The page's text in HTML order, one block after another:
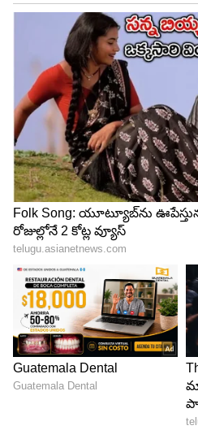
కాసేపు రిలాక్స్ అవ్వొచ్చు.
ఉంటుంది. అక్కడే బస చేస్తారు.
డే 02 (19.07.2026):
ఉదయం హోటల్‌లో బ్రేక్‌ఫాస్ట్
అయోధ్యకు
రూమి దర్వాజాలను
హోటల్‌లో చెక్-ఇన్ అవుతారు.
మందిరం, హనుమాన్ గర్హి
సందర్శిస్తారు. రాత్రి హోటల్‌లో
నిద్రపోతారు.